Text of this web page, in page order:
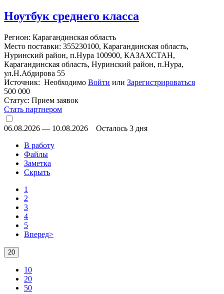
Ноутбук среднего класса
Регион: Карагандинская область
Место поставки: 355230100, Карагандинская область,
Нуринский район, п.Нура 100900, КАЗАХСТАН,
Карагандинская область, Нуринский район, п.Нура,
ул.Н.Абдирова 55
Источник: Необходимо Войти или Зарегистрироваться
500 000
Статус: Прием заявок
Стать партнером
06.08.2026 — 10.08.2026
Осталось 3 дня
В работу
Файлы
Заметка
Скрыть
1
2
3
4
5
Вперед>
20
10
20
50